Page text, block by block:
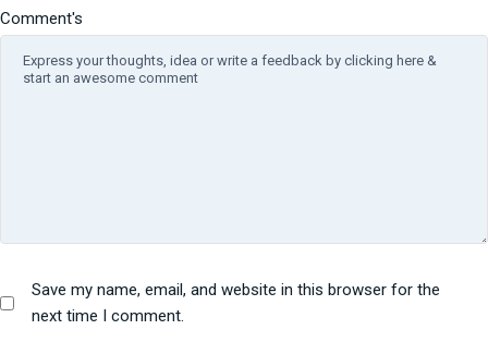
Comment's
Save my name, email, and website in this browser for the
next time I comment.